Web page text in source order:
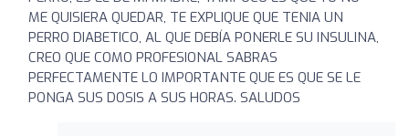
ME QUISIERA QUEDAR, TE EXPLIQUE QUE TENIA UN
PERRO DIABETICO, AL QUE DEBÍA PONERLE SU INSULINA,
CREO QUE COMO PROFESIONAL SABRAS
PERFECTAMENTE LO IMPORTANTE QUE ES QUE SE LE
PONGA SUS DOSIS A SUS HORAS. SALUDOS